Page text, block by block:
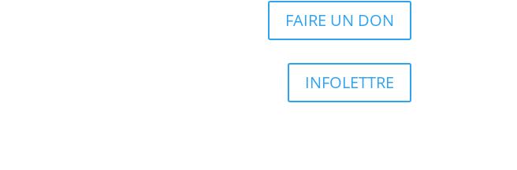
FAIRE UN DON
INFOLETTRE